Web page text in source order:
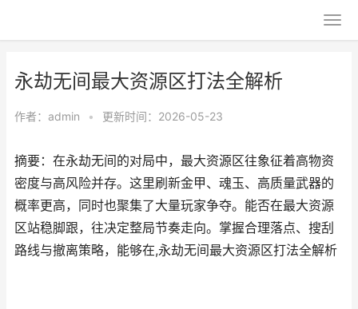
永劫无间最大资源区打法全解析
作者： admin • 更新时间：2026-05-23
摘要：在永劫无间的对局中，最大资源区往象征着高物资
密度与高风险并存。这里刷新金甲、魂玉、高质量武器的
概率更高，同时也聚集了大量玩家争夺。能否在最大资源
区站稳脚跟，往决定整局节奏走向。掌握合理落点、搜刮
路线与撤离策略，能够在,永劫无间最大资源区打法全解析